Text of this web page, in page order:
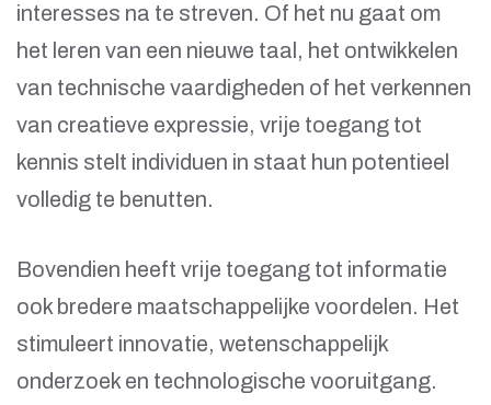
interesses na te streven. Of het nu gaat om
het leren van een nieuwe taal, het ontwikkelen
van technische vaardigheden of het verkennen
van creatieve expressie, vrije toegang tot
kennis stelt individuen in staat hun potentieel
volledig te benutten.
Bovendien heeft vrije toegang tot informatie
ook bredere maatschappelijke voordelen. Het
stimuleert innovatie, wetenschappelijk
onderzoek en technologische vooruitgang.